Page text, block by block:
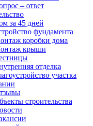
– ответ
за 45 дней
фундамента
коробки дома
крыши
отделка
участка
строительства